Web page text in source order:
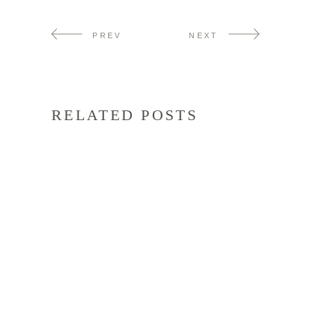
PREV NEXT
RELATED POSTS